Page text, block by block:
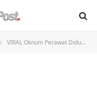
VIRAL Oknum Perawat Diduga Suntikkan Vaksin Kosong ke Warga di Pluit